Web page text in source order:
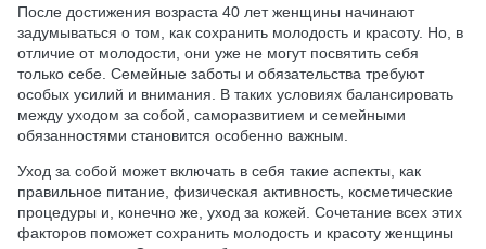
После достижения возраста 40 лет женщины начинают
задумываться о том, как сохранить молодость и красоту. Но, в
отличие от молодости, они уже не могут посвятить себя
только себе. Семейные заботы и обязательства требуют
особых усилий и внимания. В таких условиях балансировать
между уходом за собой, саморазвитием и семейными
обязанностями становится особенно важным.
Уход за собой может включать в себя такие аспекты, как
правильное питание, физическая активность, косметические
процедуры и, конечно же, уход за кожей. Сочетание всех этих
факторов поможет сохранить молодость и красоту женщины